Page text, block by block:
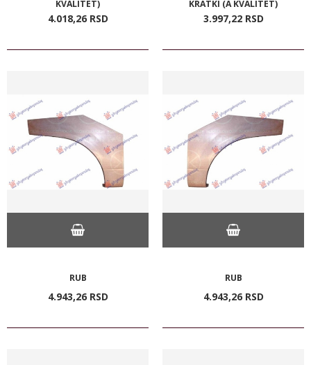
KVALITET)
4.018,26 RSD
KRATKI (A KVALITET)
3.997,22 RSD
RUB
4.943,26 RSD
RUB
4.943,26 RSD